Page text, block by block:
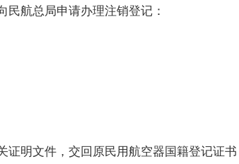
航总局申请办理注销登记：
文件，交回原民用航空器国籍登记证